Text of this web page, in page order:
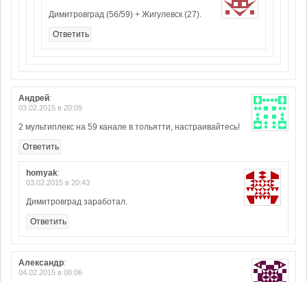
Димитровград (56/59) + Жигулевск (27).
Ответить
Андрей:
03.02.2015 в 20:09
2 мультиплекс на 59 канале в тольятти, настраивайтесь!
Ответить
homyak:
03.02.2015 в 20:43
Димитровград заработал.
Ответить
Александр:
04.02.2015 в 08:06